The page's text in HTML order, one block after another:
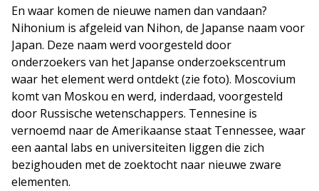
En waar komen de nieuwe namen dan vandaan?
Nihonium is afgeleid van Nihon, de Japanse naam voor
Japan. Deze naam werd voorgesteld door
onderzoekers van het Japanse onderzoekscentrum
waar het element werd ontdekt (zie foto). Moscovium
komt van Moskou en werd, inderdaad, voorgesteld
door Russische wetenschappers. Tennesine is
vernoemd naar de Amerikaanse staat Tennessee, waar
een aantal labs en universiteiten liggen die zich
bezighouden met de zoektocht naar nieuwe zware
elementen.